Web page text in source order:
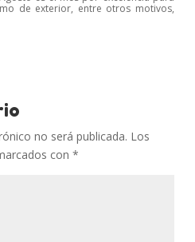
de exterior, entre otros motivos,
no será publicada. Los
con *